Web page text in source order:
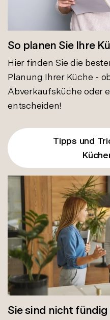
So planen Sie Ihre
Hier finden Sie die
Planung Ihrer Küche -
Abverkaufsküche oder
entscheiden!
Tipps und
Sie sind nicht